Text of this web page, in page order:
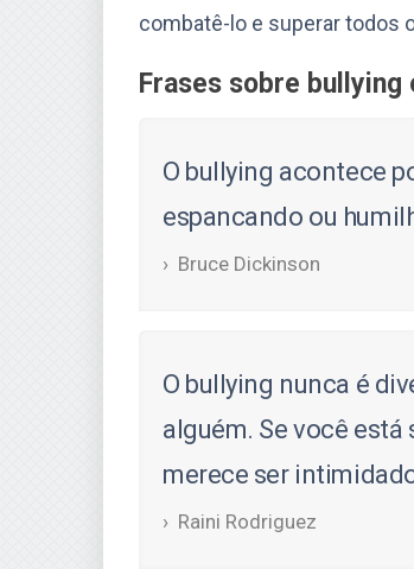
combatê-lo e superar todos
Frases sobre
O bullying acontece
espancando ou
Bruce Dickinson
O bullying nunca é
alguém. Se você
merece ser
Raini Rodriguez